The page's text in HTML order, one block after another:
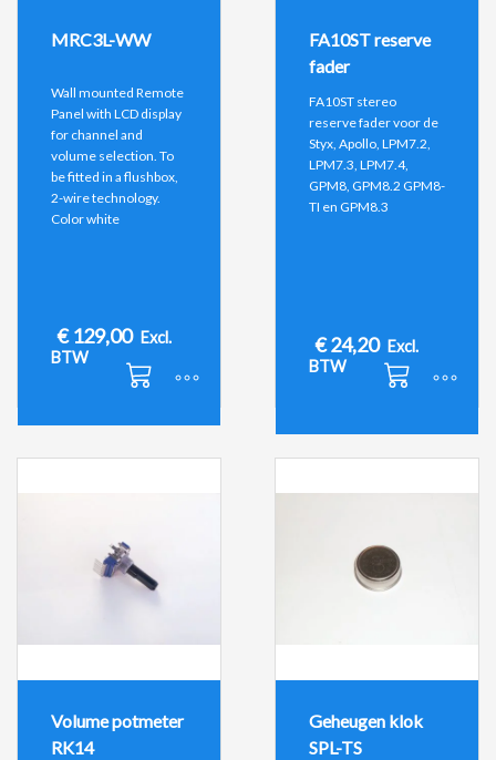
MRC3L-WW
Wall mounted Remote
Panel with LCD display
for channel and
volume selection. To
be fitted in a flushbox,
2-wire technology.
Color white
€129,00 Excl.
BTW
FA10ST reserve
fader
FA10ST stereo
reserve fader voor de
Styx, Apollo, LPM7.2,
LPM7.3, LPM7.4,
GPM8, GPM8.2 GPM8-
TI en GPM8.3
€24,20 Excl.
BTW
Volume potmeter
RK14
Geheugen klok
SPL-TS